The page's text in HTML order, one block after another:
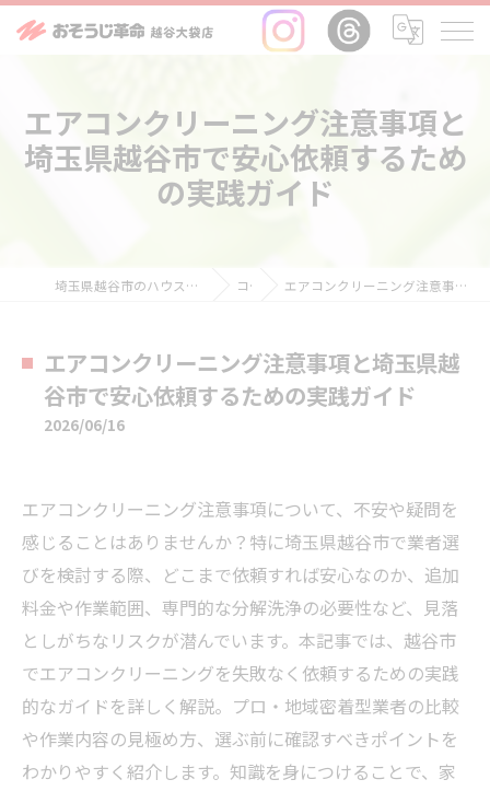
エアコンクリーニング注意事項と
埼玉県越谷市で安心依頼するため
の実践ガイド
埼玉県越谷市のハウスクリーニングならおそうじ革命越谷大袋店 コラム エアコンクリーニング注意事項と埼玉県越谷市で安心依頼するための実践ガイド
エアコンクリーニング注意事項と埼玉県越
谷市で安心依頼するための実践ガイド
2026/06/16
エアコンクリーニング注意事項について、不安や疑問を
感じることはありませんか？特に埼玉県越谷市で業者選
びを検討する際、どこまで依頼すれば安心なのか、追加
料金や作業範囲、専門的な分解洗浄の必要性など、見落
としがちなリスクが潜んでいます。本記事では、越谷市
でエアコンクリーニングを失敗なく依頼するための実践
的なガイドを詳しく解説。プロ・地域密着型業者の比較
や作業内容の見極め方、選ぶ前に確認すべきポイントを
わかりやすく紹介します。知識を身につけることで、家